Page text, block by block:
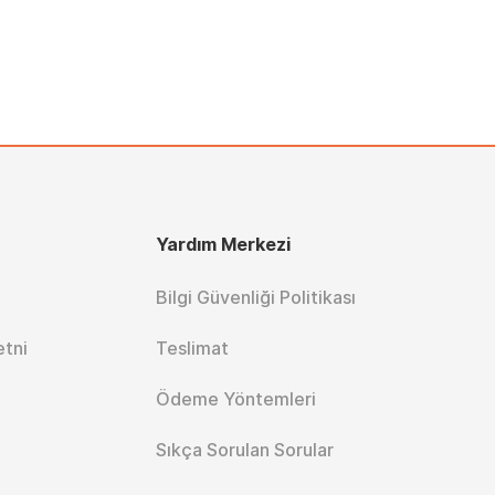
Yardım Merkezi
Bilgi Güvenliği Politikası
Teslimat
Ödeme Yöntemleri
Sıkça Sorulan Sorular